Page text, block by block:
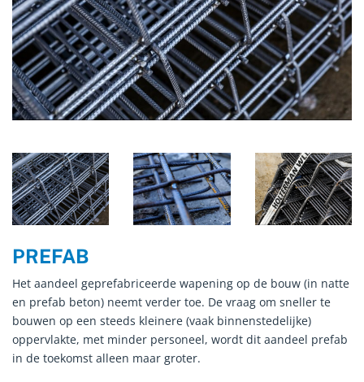
PREFAB
Het aandeel geprefabriceerde wapening op de bouw (in natte
en prefab beton) neemt verder toe. De vraag om sneller te
bouwen op een steeds kleinere (vaak binnenstedelijke)
oppervlakte, met minder personeel, wordt dit aandeel prefab
in de toekomst alleen maar groter.